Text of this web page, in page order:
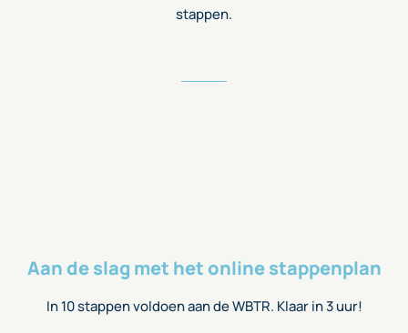
stappen.
Aan de slag met het online stappenplan
In 10 stappen voldoen aan de WBTR. Klaar in 3 uur!